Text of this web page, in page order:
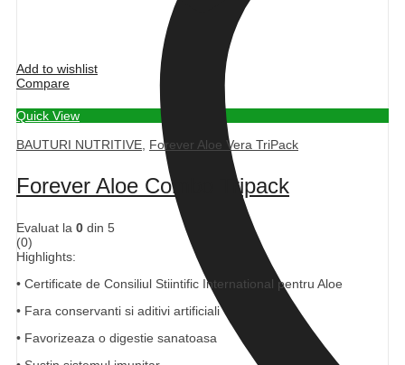
Add to wishlist
Compare
Quick View
BAUTURI NUTRITIVE Forever Aloe Vera TriPack
Forever Aloe Combo Tripack
Evaluat la 0 din 5
(0)
Highlights:
• Certificate de Consiliul Stiintific International pentru Aloe
• Fara conservanti si aditivi artificiali
• Favorizeaza o digestie sanatoasa